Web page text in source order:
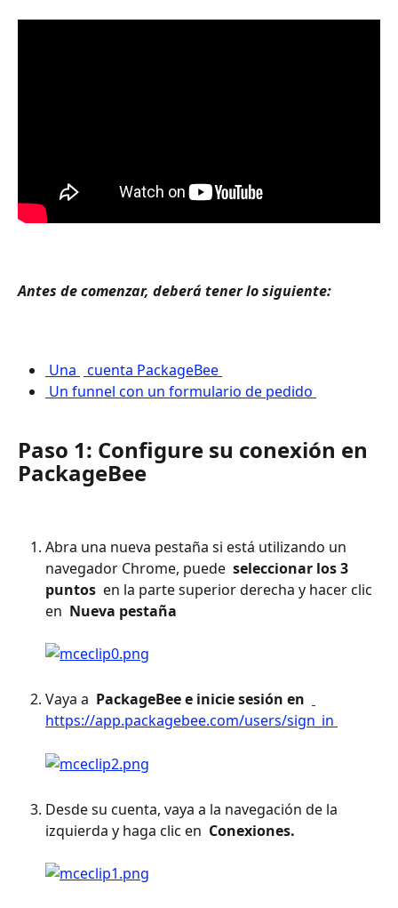
Antes de comenzar, deberá tener lo siguiente:
Una cuenta PackageBee
Un funnel con un formulario de pedido
Paso 1: Configure su conexión en
PackageBee
Abra una nueva pestaña si está utilizando un
navegador Chrome, puede seleccionar los 3
puntos en la parte superior derecha y hacer clic
en Nueva pestaña
Vaya a PackageBee e inicie sesión en
https://app.packagebee.com/users/sign_in
Desde su cuenta, vaya a la navegación de la
izquierda y haga clic en Conexiones.